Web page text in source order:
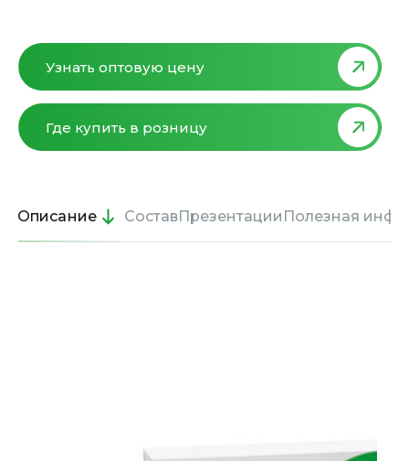
Узнать оптовую цену
Где купить в розницу
Описание СоставПрезентации Полезная